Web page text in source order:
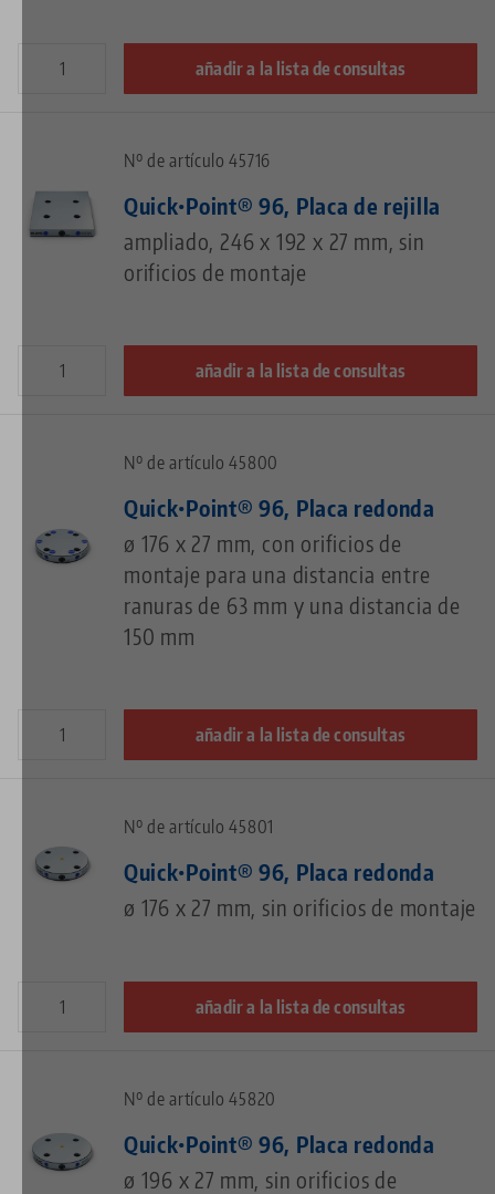
añadir a la lista de consultas
Nº de artículo 45716
Quick•Point® 96, Placa de rejilla
ampliado, 246 x 192 x 27 mm, sin
orificios de montaje
añadir a la lista de consultas
Nº de artículo 45800
Quick•Point® 96, Placa redonda
ø 176 x 27 mm, con orificios de
montaje para una distancia entre
ranuras de 63 mm y una distancia de
150 mm
añadir a la lista de consultas
Nº de artículo 45801
Quick•Point® 96, Placa redonda
ø 176 x 27 mm, sin orificios de montaje
añadir a la lista de consultas
Nº de artículo 45820
Quick•Point® 96, Placa redonda
ø 196 x 27 mm, sin orificios de